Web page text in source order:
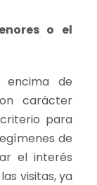
o el
de
carácter
para
de
el interés
visitas, ya